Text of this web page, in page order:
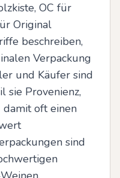
OC für
Original
beschreiben,
Verpackung
und Käufer sind
sie Provenienz,
damit oft einen
sind